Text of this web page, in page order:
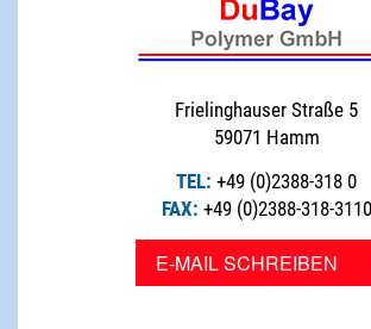
Frielinghauser Straße 5
59071 Hamm
TEL: +49 (0)2388-318 0
FAX: +49 (0)2388-318-3110
E-MAIL SCHREIBEN